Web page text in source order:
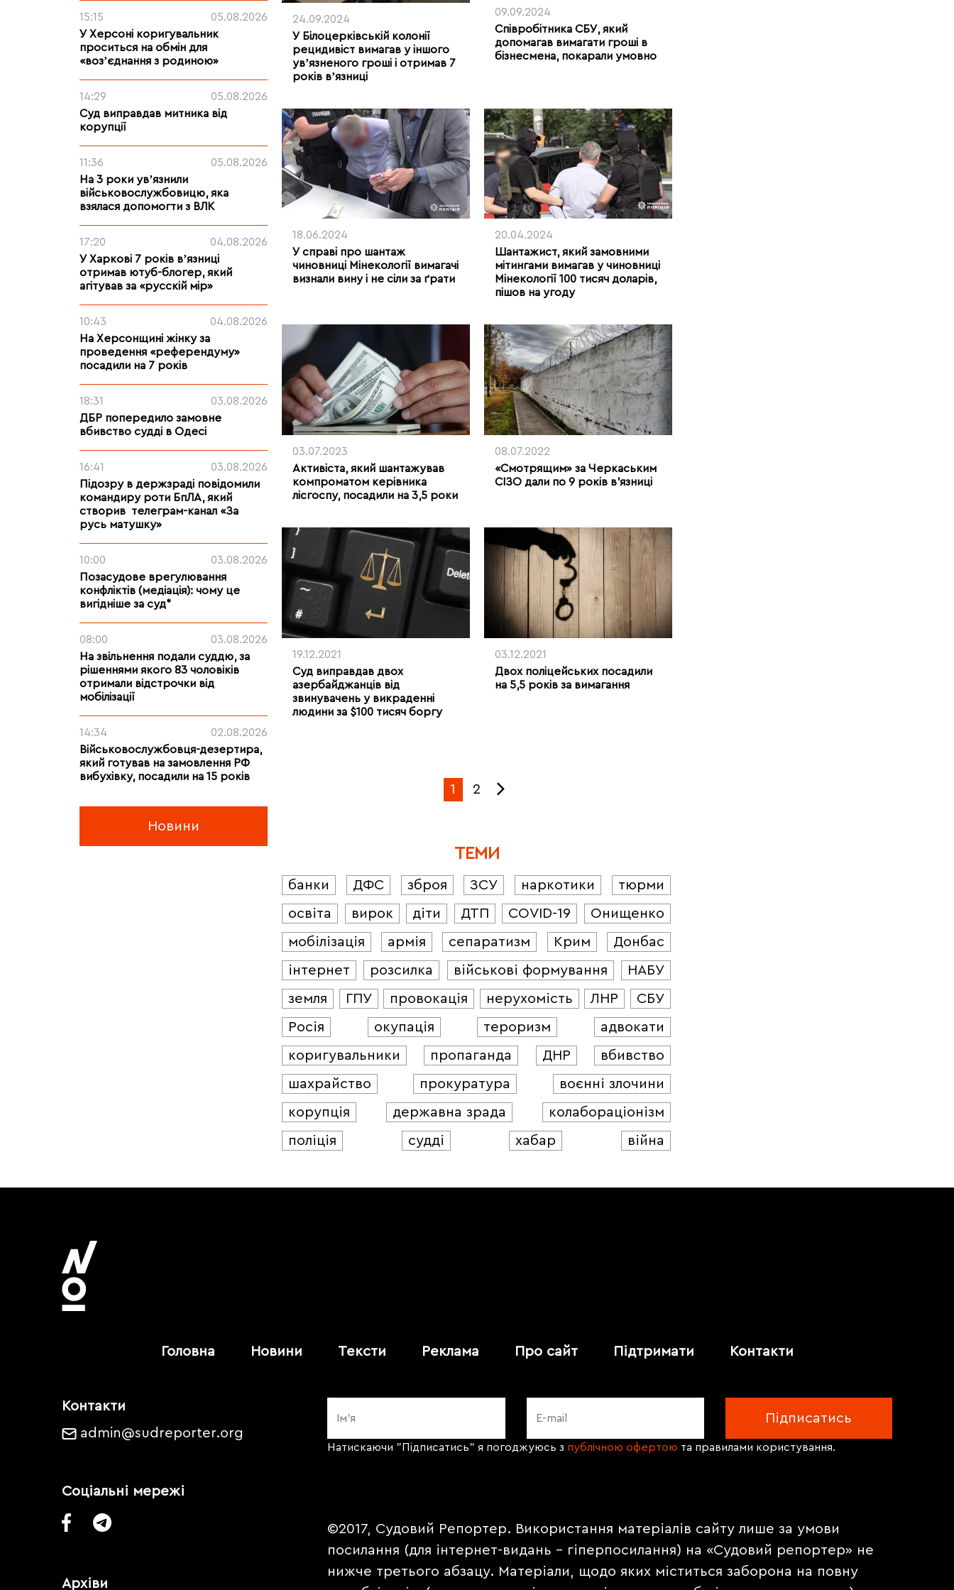
15:15
05.08.2026
У Херсоні коригувальник
проситься на обмін для
«возʼєднання з родиною»
14:29
05.08.2026
Суд виправдав митника від
корупції
11:36
05.08.2026
На 3 роки увʼязнили
військовослужбовицю, яка
взялася допомогти з ВЛК
17:20
04.08.2026
У Харкові 7 років вʼязниці
отримав ютуб-блогер, який
агітував за «русскій мір»
10:43
04.08.2026
На Херсонщині жінку за
проведення «референдуму»
посадили на 7 років
18:31
03.08.2026
ДБР попередило замовне
вбивство судді в Одесі
16:41
03.08.2026
Підозру в держзраді повідомили
командиру роти БпЛА, який
створив телеграм-канал «За
русь матушку»
10:00
03.08.2026
Позасудове врегулювання
конфліктів (медіація): чому це
вигідніше за суд*
08:00
03.08.2026
На звільнення подали суддю, за
рішеннями якого 83 чоловіків
отримали відстрочки від
мобілізації
14:34
02.08.2026
Військовослужбовця-дезертира,
який готував на замовлення РФ
вибухівку, посадили на 15 років
Новини
24.09.2024
У Білоцерківській колонії
рецидивіст вимагав у іншого
увʼязненого гроші і отримав 7
років вʼязниці
09.09.2024
Співробітника СБУ, який
допомагав вимагати гроші в
бізнесмена, покарали умовно
18.06.2024
У справі про шантаж
чиновниці Мінекології вимагачі
визнали вину і не сіли за ґрати
20.04.2024
Шантажист, який замовними
мітингами вимагав у чиновниці
Мінекології 100 тисяч доларів,
пішов на угоду
03.07.2023
Активіста, який шантажував
компроматом керівника
лісгоспу, посадили на 3,5 роки
08.07.2022
«Смотрящим» за Черкаським
СІЗО дали по 9 років в’язниці
19.12.2021
Суд виправдав двох
азербайджанців від
звинувачень у викраденні
людини за $100 тисяч боргу
03.12.2021
Двох поліцейських посадили
на 5,5 років за вимагання
1 2
ТЕМИ
банки ДФС зброя ЗСУ наркотики
тюрми
освіта
вирок діти ДТП COVID-19
Онищенко
мобілізація
армія сепаратизм Крим
Донбас
інтернет
розсилка військові формування
НАБУ
земля
ГПУ провокація нерухомість ЛНР
СБУ
Росія
окупація тероризм
адвокати
коригувальники
пропаганда ДНР
вбивство
шахрайство
прокуратура
воєнні злочини
корупція
державна зрада
колабораціонізм
поліція
судді хабар війна
Головна Новини Тексти Реклама Про сайт Підтримати Контакти
Контакти
admin@sudreporter.org
Соціальні мережі
Архіви
Натискаючи "Підписатись" я погоджуюсь з публічною офертою та правилами користування.
©2017, Судовий Репортер. Використання матеріалів сайту лише за умови
посилання (для інтернет-видань - гіперпосилання) на «Судовий репортер» не
нижче третього абзацу. Матеріали, щодо яких міститься заборона на повну